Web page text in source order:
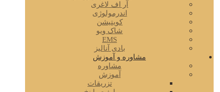
آر اف لاغری
اندرمولوژی
کویتیشن
شاک ویو
EMS
بادی آنالیز
مشاوره و آموزش
مشاوره
آموزش
تزریقات